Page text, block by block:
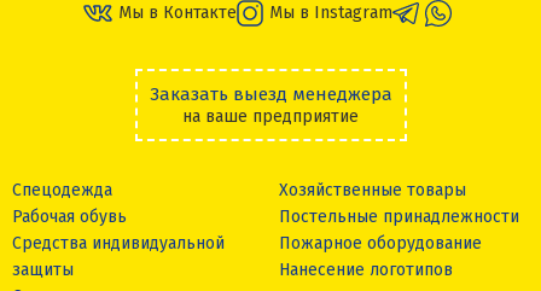
Мы в Контакте Мы в Instagram
Заказать выезд менеджера
на ваше предприятие
Спецодежда
Рабочая обувь
Средства индивидуальной
защиты
Хозяйственные товары
Постельные принадлежности
Пожарное оборудование
Нанесение логотипов